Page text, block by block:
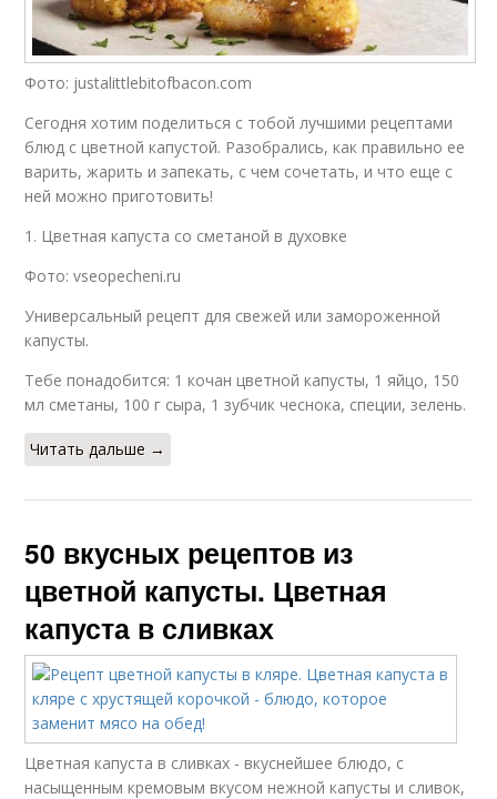
Фото: justalittlebitofbacon.com
Сегодня хотим поделиться с тобой лучшими рецептами
блюд с цветной капустой. Разобрались, как правильно ее
варить, жарить и запекать, с чем сочетать, и что еще с
ней можно приготовить!
1. Цветная капуста со сметаной в духовке
Фото: vseopecheni.ru
Универсальный рецепт для свежей или замороженной
капусты.
Тебе понадобится: 1 кочан цветной капусты, 1 яйцо, 150
мл сметаны, 100 г сыра, 1 зубчик чеснока, специи, зелень.
Читать дальше →
50 вкусных рецептов из
цветной капусты. Цветная
капуста в сливках
Цветная капуста в сливках - вкуснейшее блюдо, с
насыщенным кремовым вкусом нежной капусты и сливок,